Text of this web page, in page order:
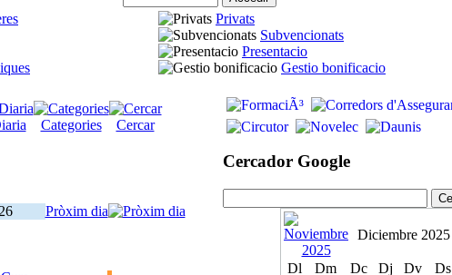
Privats
Subvencionats
Presentacio
Gestio bonificacio
Categories Cercar
Pròxim dia
Cercador Google
Diciembre 2025
Dl Dm Dc Dj Dv Ds